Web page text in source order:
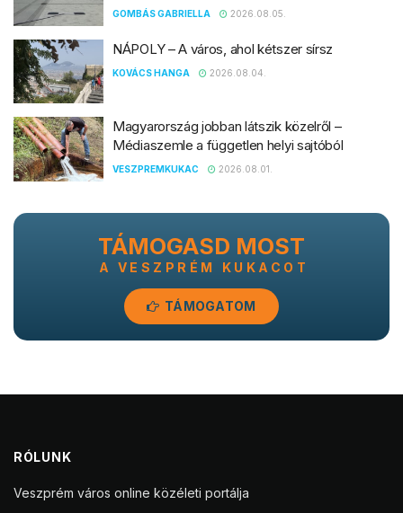
GOMBÁS GABRIELLA 2026.08.05.
NÁPOLY – A város, ahol kétszer sírsz
KOVÁCS HANGA 2026.08.04.
Magyarország jobban látszik közelről –
Médiaszemle a független helyi sajtóból
VESZPREMKUKAC 2026.08.01.
TÁMOGASD MOST
A VESZPRÉM KUKACOT
TÁMOGATOM
RÓLUNK
Veszprém város online közéleti portálja